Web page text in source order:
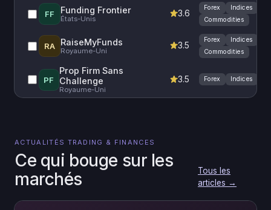
FF Funding Frontier
États-Unis
3.6
Forex
Indices
Commodities
RA RaiseMyFunds
Royaume-Uni
3.5
Forex
Indices
Commodities
PF
Prop Firm Sans
Challenge
Royaume-Uni
3.5 Forex Indices
ACTUALITÉS TRADING & FINANCES
Ce qui bouge sur les
marchés
Tous les
articles →